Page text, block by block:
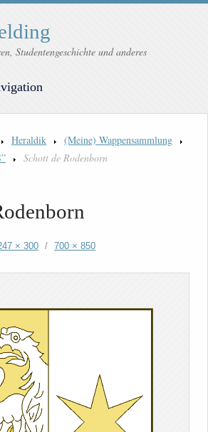
Studentengeschichte und anderes
Heraldik
(Meine) Wappensammlung
Schott de Rodenborn
× 300 / 700 × 850